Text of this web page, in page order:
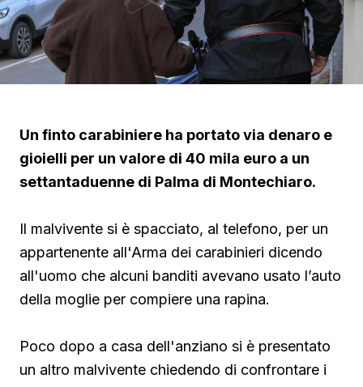
Un finto carabiniere ha portato via denaro e
gioielli per un valore di 40 mila euro a un
settantaduenne di Palma di Montechiaro.
Il malvivente si è spacciato, al telefono, per un
appartenente all'Arma dei carabinieri dicendo
all'uomo che alcuni banditi avevano usato l’auto
della moglie per compiere una rapina.
Poco dopo a casa dell'anziano si è presentato
un altro malvivente chiedendo di confrontare i